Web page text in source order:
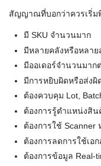
สัญญาณที่บอกว่าควรเริ่ม
มี SKU จำนวนมาก
มีหลายคลังหรือหลาย
มีออเดอร์จำนวนมาก
มีการหยิบผิดหรือส่งผิ
ต้องควบคุม Lot,
ต้องการรู้ตำแหน่งสิน
ต้องการใช้ Scanner
ต้องการลดการใช้เอ
ต้องการข้อมูล Real-